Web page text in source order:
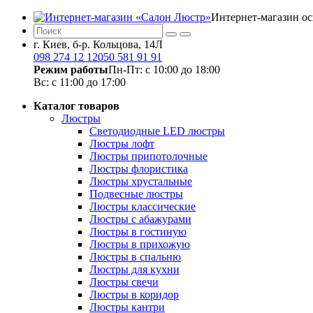
Интернет-магазин
г. Киев, б-р. Кольцова, 14Л
098 274 12 12050 581 91 91
Режим работыПн-Пт: с 10:00 до 18:00
Вс: с 11:00 до 17:00
Каталог товаров
Люстры
Светодиодные LED люстры
Люстры лофт
Люстры припотолочные
Люстры флористика
Люстры хрустальные
Подвесные люстры
Люстры классические
Люстры с абажурами
Люстры в гостиную
Люстры в прихожую
Люстры в спальню
Люстры для кухни
Люстры свечи
Люстры в коридор
Люстры кантри